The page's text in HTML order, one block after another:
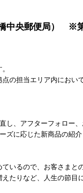
橋中央郵便局） ※
の担当エリア内におい
し、アフターフォロー
ズに応じた新商品の紹
いるので、お客さまと
たりなど、人生の節目